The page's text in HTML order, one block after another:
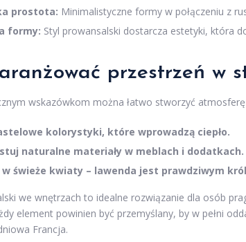
prostota: Minimalistyczne formy w połączeniu z
formy: Styl prowansalski dostarcza estetyki, która
przestrzeń w
wskazówkom można łatwo stworzyć
kolorystyki, które wprowadzą ciepło.
naturalne materiały w meblach i dodatkach.
świeże kwiaty – lawenda jest prawdziwym
we wnętrzach to idealne rozwiązanie dla osób
element powinien być przemyślany, by w pełni
Francja.